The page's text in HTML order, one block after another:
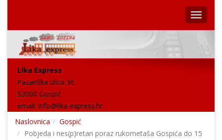
Lika Express
Pazariška ulica 36
53000 Gospić
email: info@lika-express.hr
Naslovnica
Gospić
Pobjeda i nes(p)retan poraz rukometaša Gospića do 15